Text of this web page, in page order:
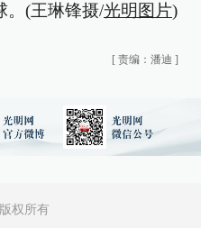
。(王琳锋摄/光明图片)
[ 责编：潘迪 ]
权所有